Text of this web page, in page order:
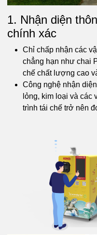
1. Nhận diện
chính xác
Chỉ chấp nhận các
chẳng hạn như chai
chế chất lượng cao
Công nghệ nhận
lỏng, kim loại và các
trình tái chế trở nên